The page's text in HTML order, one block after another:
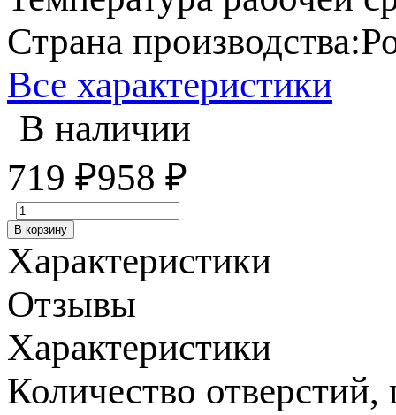
Страна производства:
Все характеристики
В наличии
719 ₽958 ₽
В корзину
Характеристики
Отзывы
Характеристики
Количество